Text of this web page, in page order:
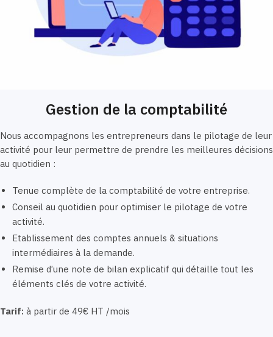
Gestion de la comptabilité
Nous accompagnons les entrepreneurs dans le pilotage de leur
activité pour leur permettre de prendre les meilleures décisions
au quotidien :
Tenue complète de la comptabilité de votre entreprise.
Conseil au quotidien pour optimiser le pilotage de votre
activité.
Etablissement des comptes annuels & situations
intermédiaires à la demande.
Remise d’une note de bilan explicatif qui détaille tout les
éléments clés de votre activité.
Tarif: à partir de 49€ HT /mois